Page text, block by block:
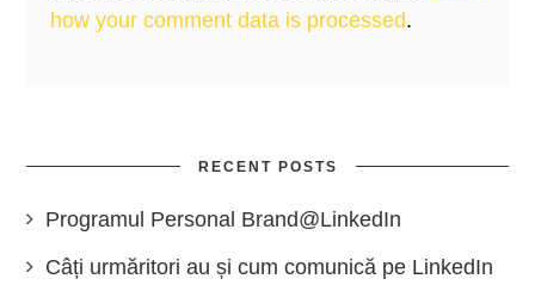
how your comment data is processed.
RECENT POSTS
Programul Personal Brand@LinkedIn
Câți urmăritori au și cum comunică pe LinkedIn